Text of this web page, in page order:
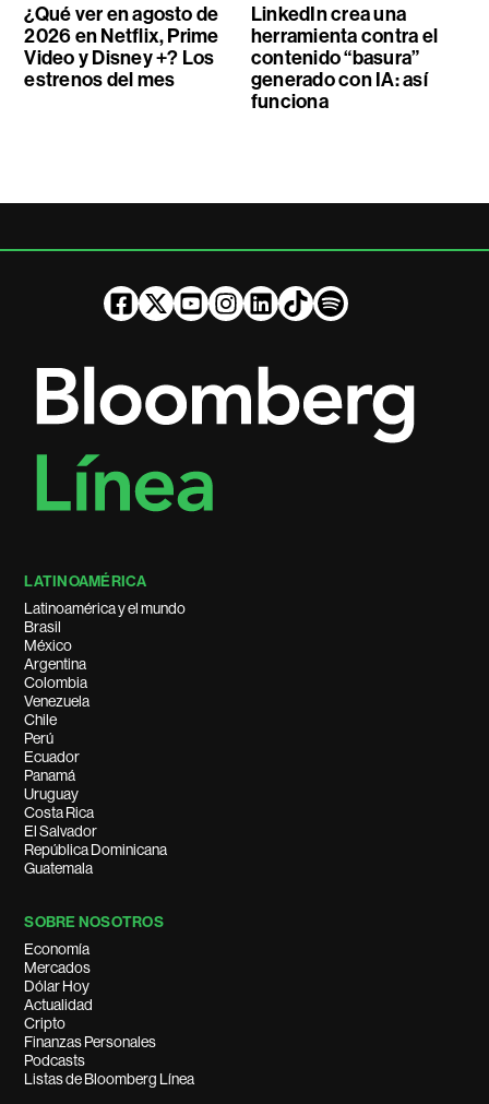
¿Qué ver en agosto de
2026 en Netflix, Prime
Video y Disney +? Los
estrenos del mes
LinkedIn crea una
herramienta contra el
contenido “basura”
generado con IA: así
funciona
LATINOAMÉRICA
Latinoamérica y el mundo
Brasil
México
Argentina
Colombia
Venezuela
Chile
Perú
Ecuador
Panamá
Uruguay
Costa Rica
El Salvador
República Dominicana
Guatemala
SOBRE NOSOTROS
Economía
Mercados
Dólar Hoy
Actualidad
Cripto
Finanzas Personales
Podcasts
Listas de Bloomberg Línea